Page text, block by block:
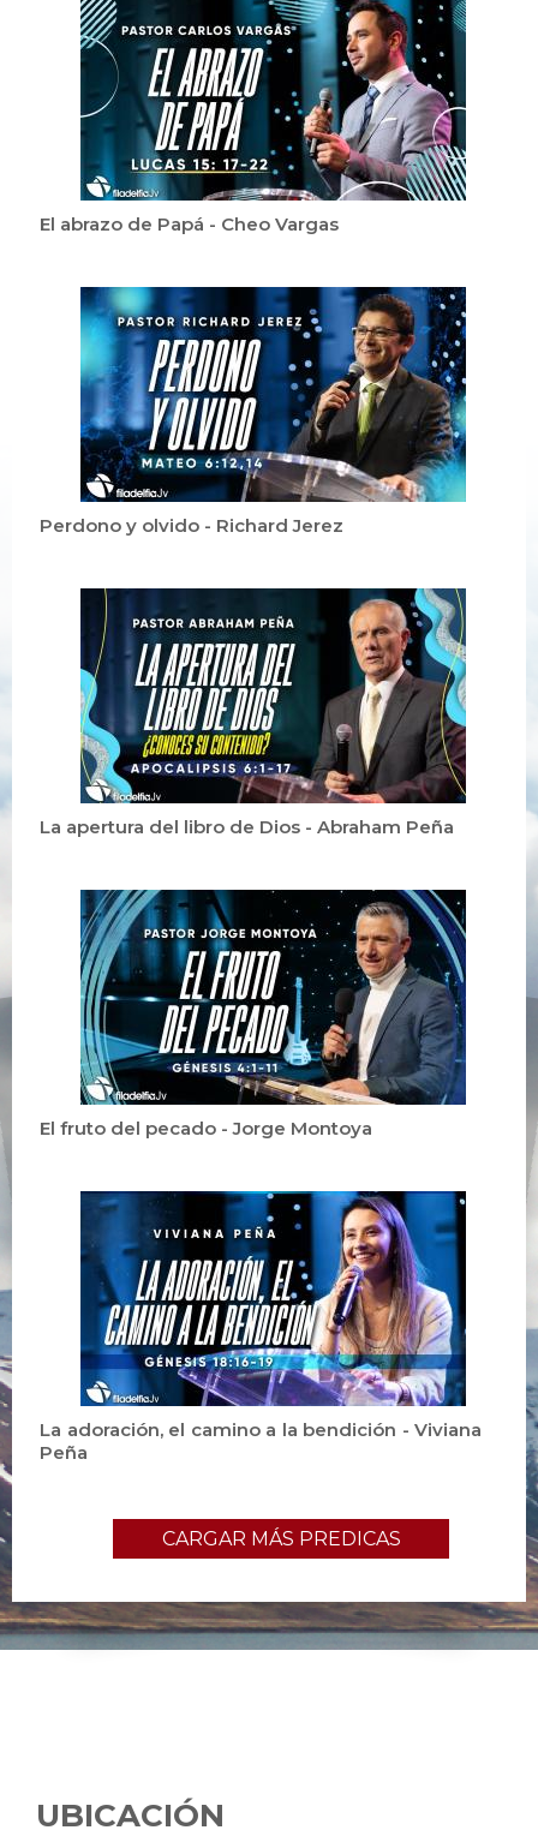
El abrazo de Papá - Cheo Vargas
Perdono y olvido - Richard Jerez
La apertura del libro de Dios - Abraham Peña
El fruto del pecado - Jorge Montoya
La adoración, el camino a la bendición - Viviana
Peña
CARGAR MÁS PREDICAS
UBICACIÓN